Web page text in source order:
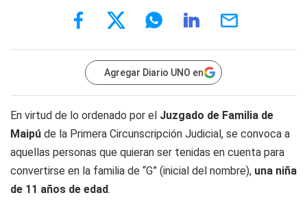
Agregar Diario UNO en
En virtud de lo ordenado por el Juzgado de Familia de
Maipú de la Primera Circunscripción Judicial, se convoca a
aquellas personas que quieran ser tenidas en cuenta para
convertirse en la familia de “G” (inicial del nombre), una niña
de 11 años de edad.